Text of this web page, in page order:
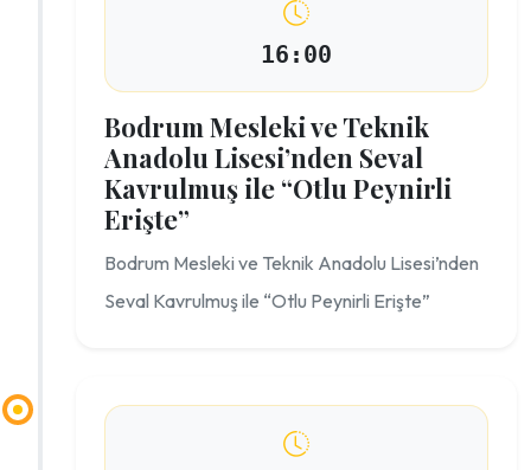
16:00
Bodrum Mesleki ve Teknik
Anadolu Lisesi’nden Seval
Kavrulmuş ile “Otlu Peynirli
Erişte”
Bodrum Mesleki ve Teknik Anadolu Lisesi’nden
Seval Kavrulmuş ile “Otlu Peynirli Erişte”